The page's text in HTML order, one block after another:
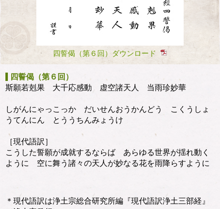
四誓偈（第６回）ダウンロード
四誓偈（第６回）
斯願若剋果 大千応感動 虚空諸天人 当雨珍妙華
しがんにゃっこっか だいせんおうかんどう こくうしょ
うてんにん とううちんみょうけ
［現代語訳］
こうした誓願が成就するならば あらゆる世界が揺れ動く
ように 空に舞う諸々の天人が妙なる花を雨降らすように
＊現代語訳は浄土宗総合研究所編『現代語訳浄土三部経』